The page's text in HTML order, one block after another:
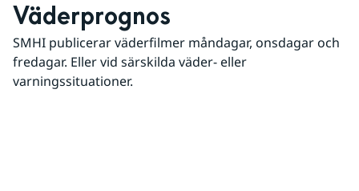
Väderprognos
SMHI publicerar väderfilmer måndagar, onsdagar och
fredagar. Eller vid särskilda väder- eller
varningssituationer.